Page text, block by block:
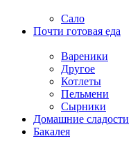
Сало
Почти готовая еда
Вареники
Другое
Котлеты
Пельмени
Сырники
Домашние сладости
Бакалея